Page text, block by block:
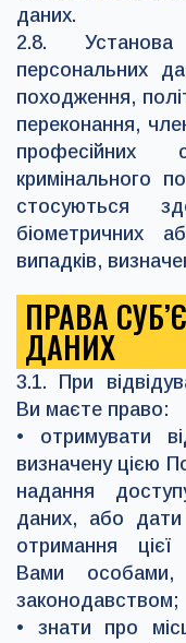
даних.
2.8.
персональних
походження,
переконання,
професійних
кримінального
стосуються
біометричних
випадків,
ПРАВА
ДАНИХ
3.1. При
Ви маєте право:
• отримувати
визначену цією
надання
даних, або дати
отримання цієї
Вами особами,
законодавством;
• знати про